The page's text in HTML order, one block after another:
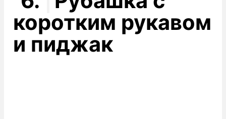
коротким рукавом
и пиджак